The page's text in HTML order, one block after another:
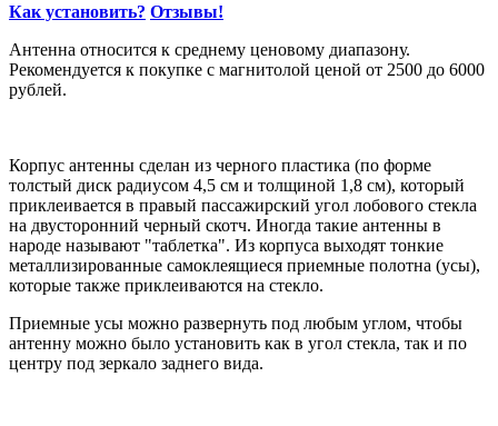
Как установить? Отзывы!
Антенна относится к среднему ценовому диапазону.
Рекомендуется к покупке с магнитолой ценой от 2500 до 6000
рублей.
Корпус антенны сделан из черного пластика (по форме
толстый диск радиусом 4,5 см и толщиной 1,8 см), который
приклеивается в правый пассажирский угол лобового стекла
на двусторонний черный скотч. Иногда такие антенны в
народе называют "таблетка". Из корпуса выходят тонкие
металлизированные самоклеящиеся приемные полотна (усы),
которые также приклеиваются на стекло.
Приемные усы можно развернуть под любым углом, чтобы
антенну можно было установить как в угол стекла, так и по
центру под зеркало заднего вида.